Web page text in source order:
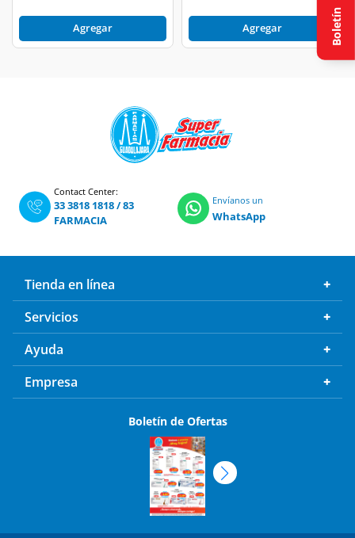
Agregar Agregar
Contact Center:
33 3818 1818/83
FARMACIA
Envíanos un
WhatsApp
Tienda en línea
Servicios
Ayuda
Empresa
Boletín de Ofertas
Boletín